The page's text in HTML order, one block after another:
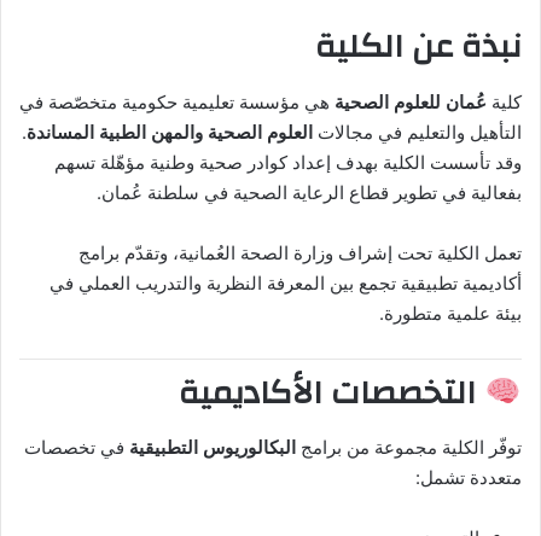
نبذة عن الكلية
كلية عُمان للعلوم الصحية هي مؤسسة تعليمية حكومية متخصّصة في
التأهيل والتعليم في مجالات العلوم الصحية والمهن الطبية المساندة.
وقد تأسست الكلية بهدف إعداد كوادر صحية وطنية مؤهّلة تسهم
بفعالية في تطوير قطاع الرعاية الصحية في سلطنة عُمان.
تعمل الكلية تحت إشراف وزارة الصحة العُمانية، وتقدّم برامج
أكاديمية تطبيقية تجمع بين المعرفة النظرية والتدريب العملي في
بيئة علمية متطورة.
التخصصات الأكاديمية
توفّر الكلية مجموعة من برامج البكالوريوس التطبيقية في تخصصات
متعددة تشمل: